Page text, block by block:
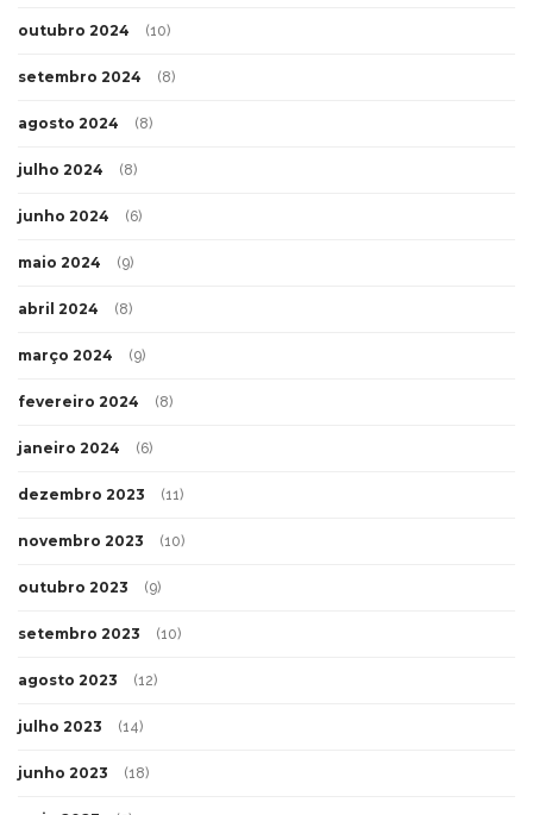
outubro 2024 (10)
setembro 2024 (8)
agosto 2024 (8)
julho 2024 (8)
junho 2024 (6)
maio 2024 (9)
abril 2024 (8)
março 2024 (9)
fevereiro 2024 (8)
janeiro 2024 (6)
dezembro 2023 (11)
novembro 2023 (10)
outubro 2023 (9)
setembro 2023 (10)
agosto 2023 (12)
julho 2023 (14)
junho 2023 (18)